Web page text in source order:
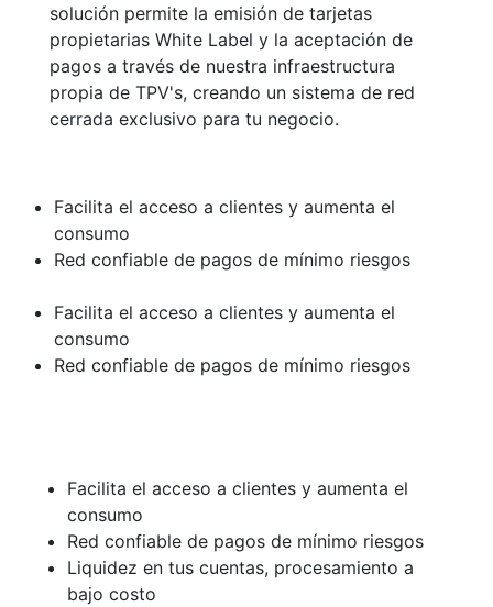
solución permite la emisión de tarjetas
propietarias White Label y la aceptación de
pagos a través de nuestra infraestructura
propia de TPV's, creando un sistema de red
cerrada exclusivo para tu negocio.
Facilita el acceso a clientes y aumenta el
consumo
Red confiable de pagos de mínimo riesgos
Facilita el acceso a clientes y aumenta el
consumo
Red confiable de pagos de mínimo riesgos
Facilita el acceso a clientes y aumenta el
consumo
Red confiable de pagos de mínimo riesgos
Liquidez en tus cuentas, procesamiento a
bajo costo